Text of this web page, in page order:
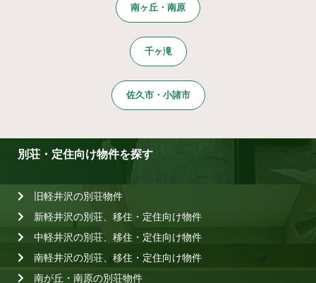
南ヶ丘・南原
千ヶ滝
佐久市・小諸市
別荘・定住向け物件を探す
旧軽井沢の別荘物件
新軽井沢の別荘、移住・定住向け物件
中軽井沢の別荘、移住・定住向け物件
南軽井沢の別荘、移住・定住向け物件
南が丘・南原の別荘物件